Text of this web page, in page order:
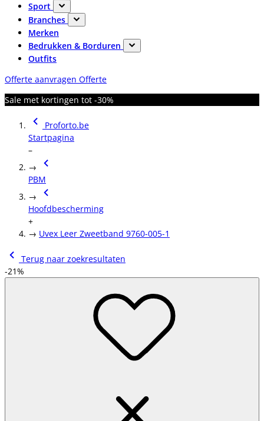
Sport
Branches
Merken
Bedrukken & Borduren
Outfits
Offerte aanvragen Offerte
Sale met kortingen tot -30%
Proforto.be
Startpagina
–
→
PBM
→
Hoofdbescherming
+
→ Uvex Leer Zweetband 9760-005-1
Terug naar zoekresultaten
-21%